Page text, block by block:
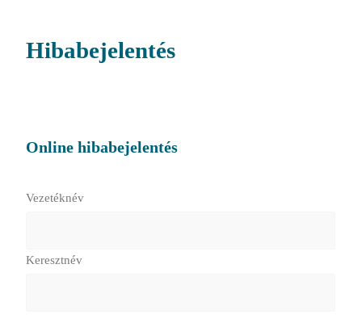
Hibabejelentés
Online hibabejelentés
Név(Kötelező)
Vezetéknév
Keresztnév